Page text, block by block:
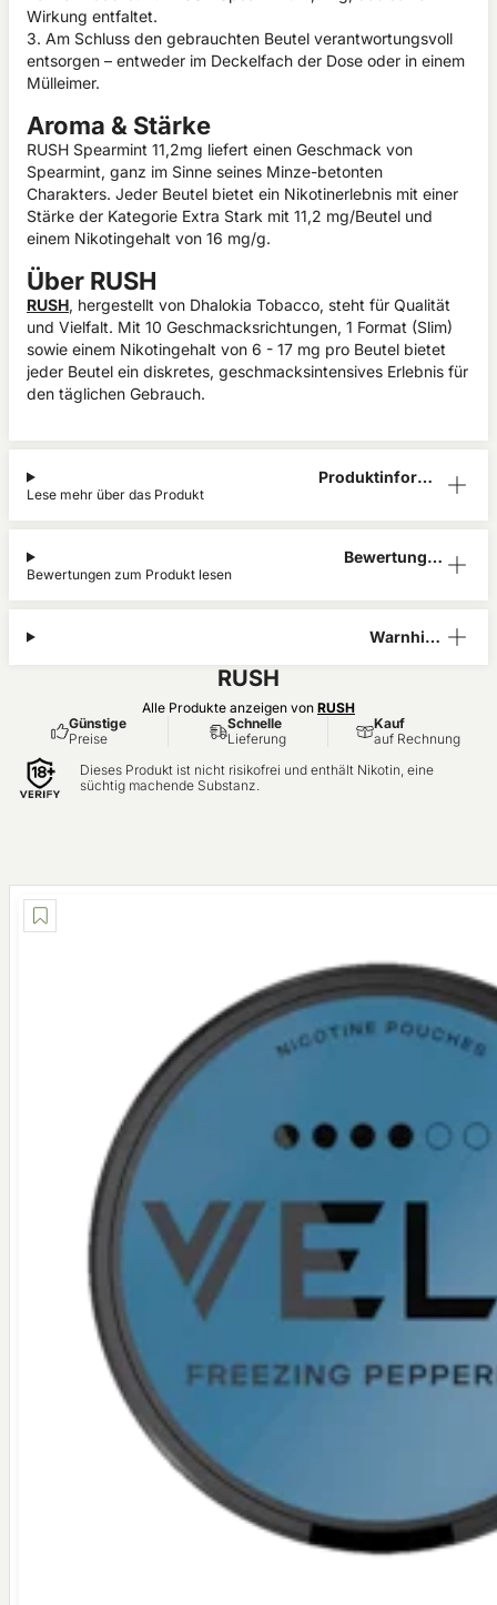
Wirkung entfaltet.
3. Am Schluss den gebrauchten Beutel verantwortungsvoll
entsorgen – entweder im Deckelfach der Dose oder in einem
Mülleimer.
Aroma & Stärke
RUSH Spearmint 11,2mg liefert einen Geschmack von
Spearmint, ganz im Sinne seines Minze-betonten
Charakters. Jeder Beutel bietet ein Nikotinerlebnis mit einer
Stärke der Kategorie Extra Stark mit 11,2 mg/Beutel und
einem Nikotingehalt von 16 mg/g.
Über RUSH
RUSH, hergestellt von Dhalokia Tobacco, steht für Qualität
und Vielfalt. Mit 10 Geschmacksrichtungen, 1 Format (Slim)
sowie einem Nikotingehalt von 6 - 17 mg pro Beutel bietet
jeder Beutel ein diskretes, geschmacksintensives Erlebnis für
den täglichen Gebrauch.
Produktinform
Lese mehr über das Produkt
Bewertunge
Bewertungen zum Produkt lesen
Warnhinw
RUSH
Alle Produkte anzeigen von RUSH
Günstige
Preise
Schnelle
Lieferung
Kauf
auf Rechnung
Dieses Produkt ist nicht risikofrei und enthält Nikotin, eine
süchtig machende Substanz.